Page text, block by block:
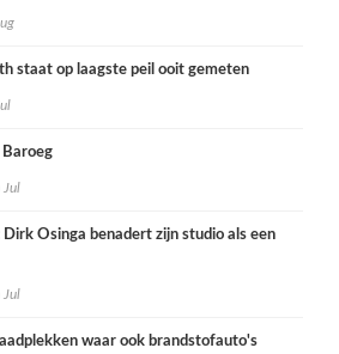
staat op laagste peil ooit gemeten
Baroeg
Jul
Dirk Osinga benadert zijn studio als een
Jul
waar ook brandstofauto's